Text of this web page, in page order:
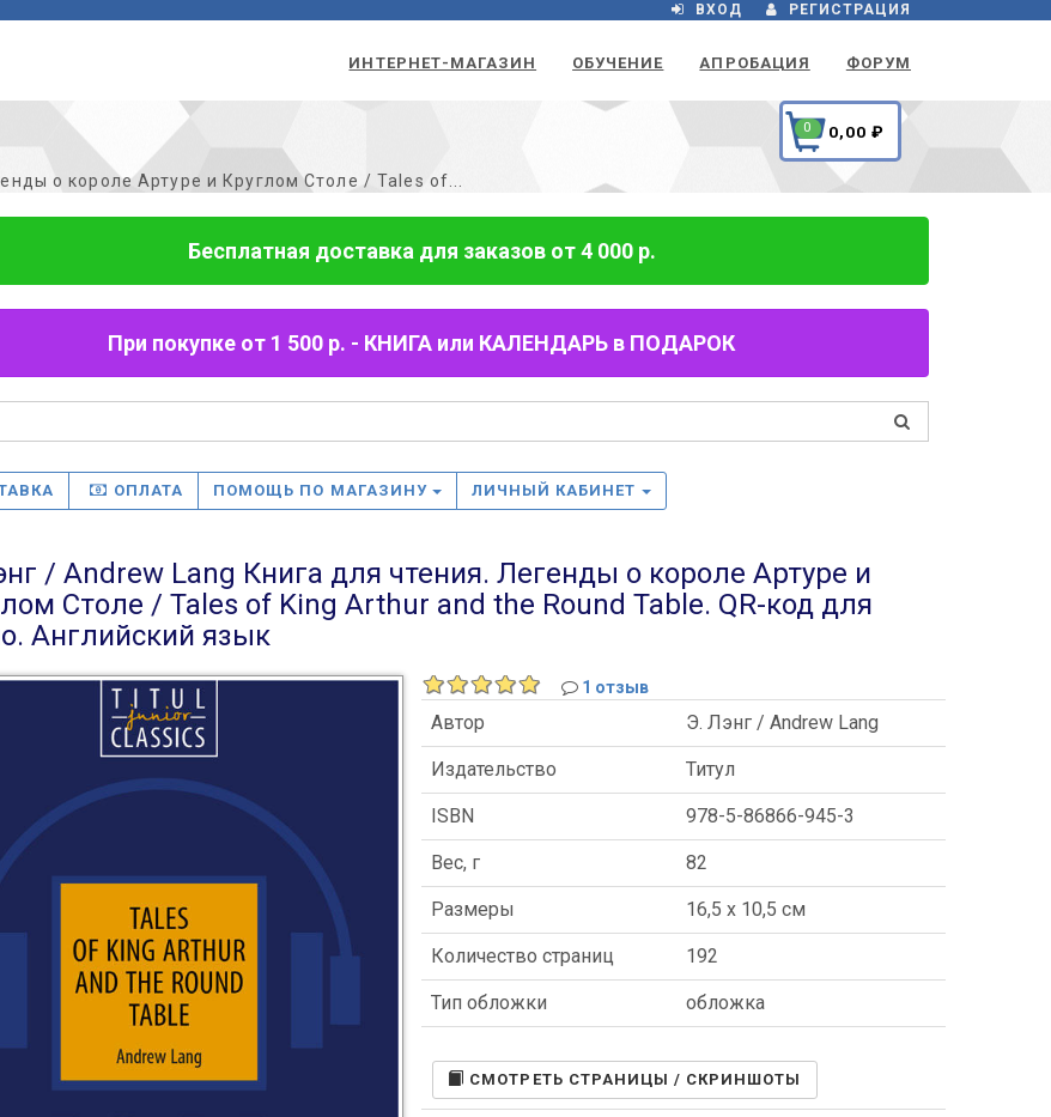
ВХОД РЕГИСТРАЦИЯ
ИНТЕРНЕТ-МАГАЗИН ОБУЧЕНИЕ АПРОБАЦИЯ ФОРУМ
о короле Артуре и Круглом Столе / Tales of...
0 0,00 ₽
Бесплатная доставка для заказов от 4 000 р.
При покупке от 1 500 р. - КНИГА или КАЛЕНДАРЬ в ПОДАРОК
ОПЛАТА ПОМОЩЬ ПО МАГАЗИНУ ЛИЧНЫЙ КАБИНЕТ
/ Andrew Lang Книга для чтения. Легенды о короле Артуре и
Столе / Tales of King Arthur and the Round Table. QR-код для
Английский язык
1 отзыв
Автор Э. Лэнг / Andrew Lang
Издательство Титул
ISBN 978-5-86866-945-3
Вес, г 82
Размеры 16,5 x 10,5 см
Количество страниц 192
Тип обложки обложка
CМОТРЕТЬ СТРАНИЦЫ / СКРИНШОТЫ